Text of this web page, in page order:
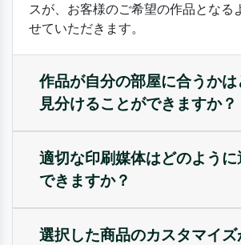
スが、お客様のご希望の作品となる
せていただきます。
作品が自分の部屋に合うか
見分けることができますか？
適切な印刷媒体はどのよう
できますか？
選択した商品のカスタマイ